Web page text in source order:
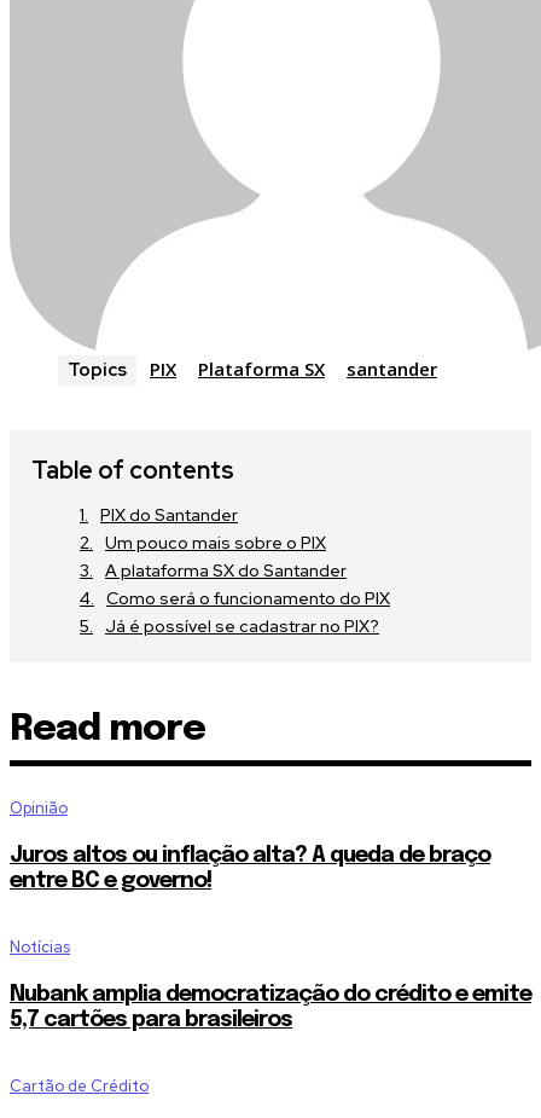
Topics PIX Plataforma SX santander
Table of contents
PIX do Santander
Um pouco mais sobre o PIX
A plataforma SX do Santander
Como será o funcionamento do PIX
Já é possível se cadastrar no PIX?
Read more
Opinião
Juros altos ou inflação alta? A queda de braço
entre BC e governo!
Notícias
Nubank amplia democratização do crédito e emite
5,7 cartões para brasileiros
Cartão de Crédito